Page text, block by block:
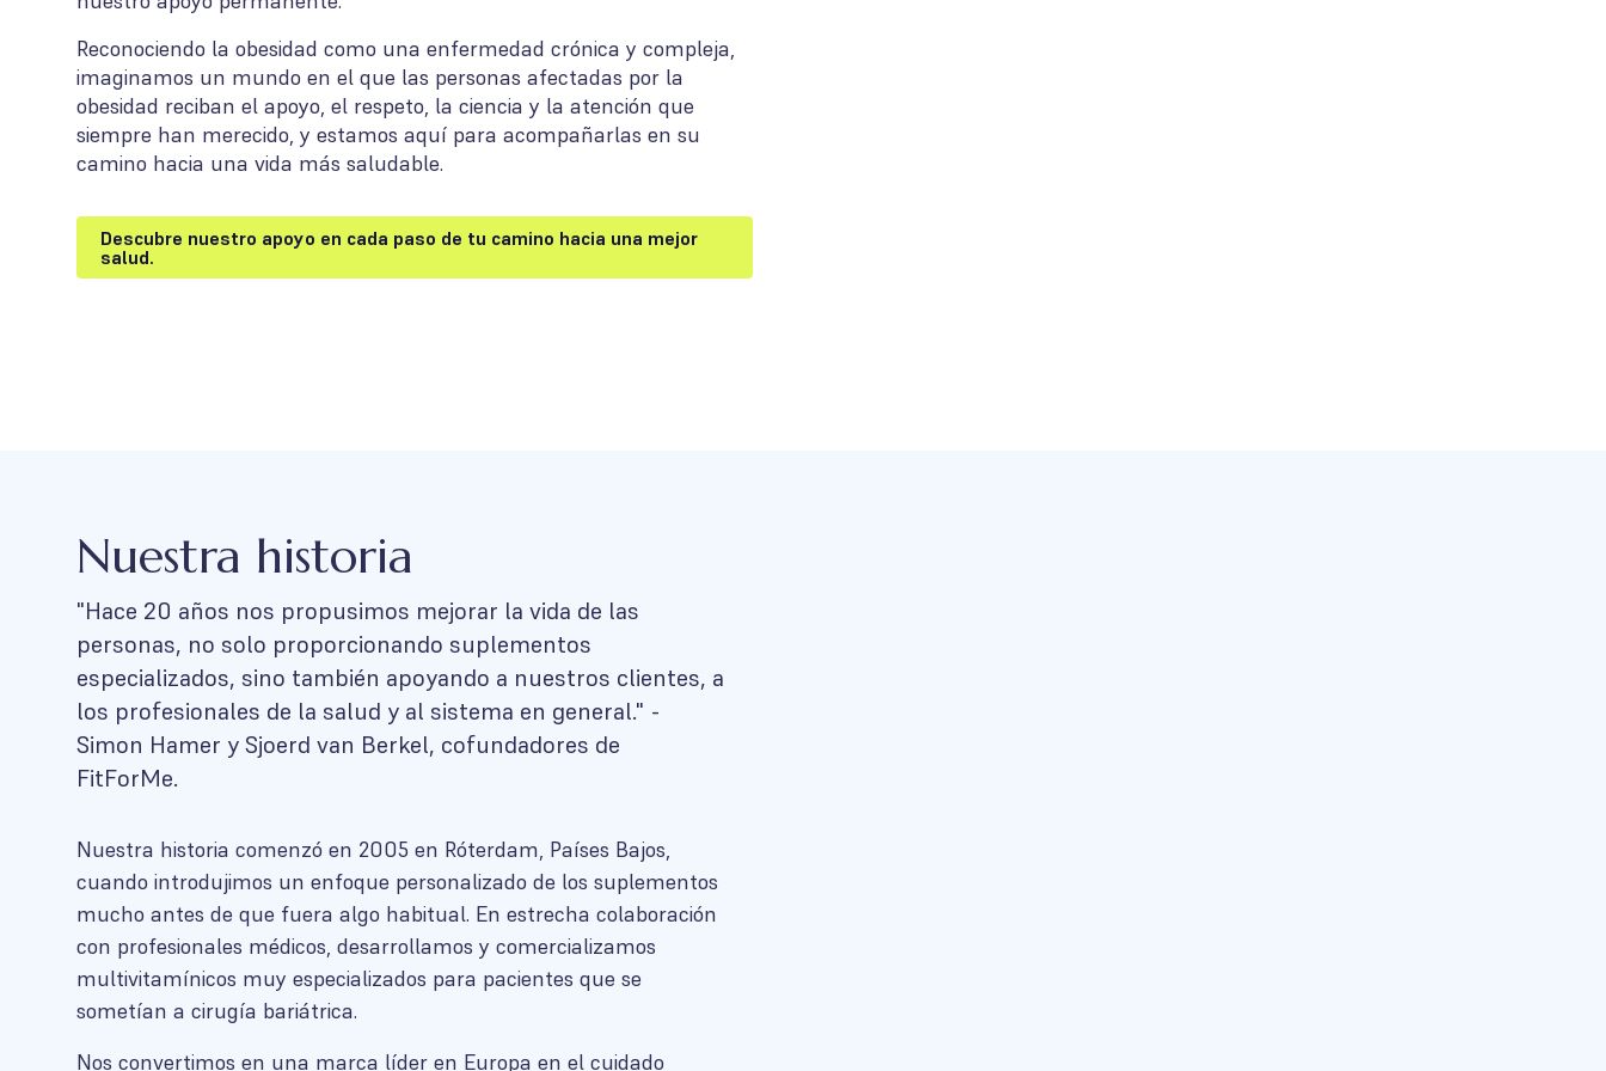
Reconociendo la obesidad como una enfermedad crónica y compleja,
imaginamos un mundo en el que las personas afectadas por la
obesidad reciban el apoyo, el respeto, la ciencia y la atención que
siempre han merecido, y estamos aquí para acompañarlas en su
camino hacia una vida más saludable.
Descubre nuestro apoyo en cada paso de tu camino hacia una mejor
salud.
Nuestra historia
"Hace 20 años nos propusimos mejorar la vida de las
personas, no solo proporcionando suplementos
especializados, sino también apoyando a nuestros clientes, a
los profesionales de la salud y al sistema en general." -
Simon Hamer y Sjoerd van Berkel, cofundadores de
FitForMe.
Nuestra historia comenzó en 2005 en Róterdam, Países Bajos,
cuando introdujimos un enfoque personalizado de los suplementos
mucho antes de que fuera algo habitual. En estrecha colaboración
con profesionales médicos, desarrollamos y comercializamos
multivitamínicos muy especializados para pacientes que se
sometían a cirugía bariátrica.
Nos convertimos en una marca líder en Europa en el cuidado